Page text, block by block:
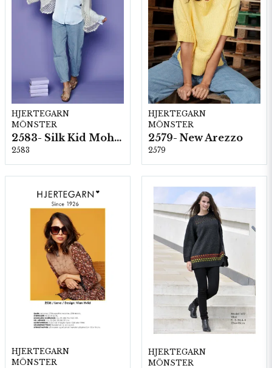
HJERTEGARN
MÖNSTER
2583- Silk Kid Mohair
2583
HJERTEGARN
MÖNSTER
2579- New Arezzo
2579
HJERTEGARN
MÖNSTER
HJERTEGARN
MÖNSTER